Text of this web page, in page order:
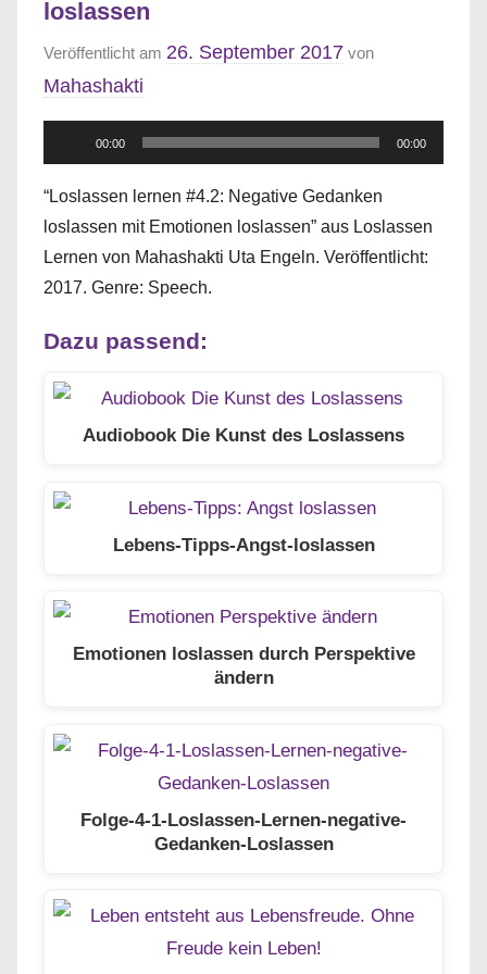
loslassen
Veröffentlicht am 26. September 2017 von
Mahashakti
Player
00:00 00:00
“Loslassen lernen #4.2: Negative Gedanken
loslassen mit Emotionen loslassen” aus Loslassen
Lernen von Mahashakti Uta Engeln. Veröffentlicht:
2017. Genre: Speech.
Dazu passend:
Audiobook Die Kunst des Loslassens
Lebens-Tipps-Angst-loslassen
Emotionen loslassen durch Perspektive
ändern
Folge-4-1-Loslassen-Lernen-negative-
Gedanken-Loslassen